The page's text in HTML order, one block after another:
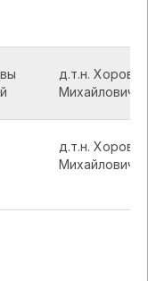
д.т.н. Хоров
Михайлович
д.т.н. Хоров
Михайлович